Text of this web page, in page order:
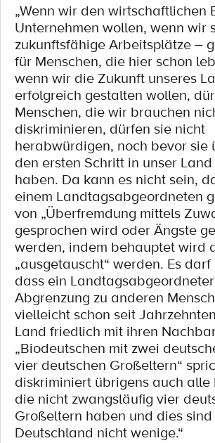
„Wenn wir den wirtschaftlichen
Unternehmen wollen, wenn wir
zukunftsfähige Arbeitsplätze –
für Menschen, die hier schon
wenn wir die Zukunft unseres
erfolgreich gestalten wollen,
Menschen, die wir brauchen
diskriminieren, dürfen sie nicht
herabwürdigen, noch bevor sie
den ersten Schritt in unser
haben. Da kann es nicht sein,
einem Landtagsabgeordneten
von „Überfremdung mittels
gesprochen wird oder Ängste
werden, indem behauptet wird
„ausgetauscht“ werden. Es
dass ein
Abgrenzung zu anderen
vielleicht schon seit
Land friedlich mit ihren
„Biodeutschen mit zwei
vier deutschen Großeltern“
diskriminiert übrigens auch alle
die nicht zwangsläufig vier
Großeltern haben und dies
Deutschland nicht wenige.“